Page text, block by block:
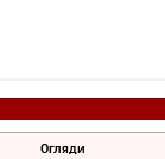
Огляди